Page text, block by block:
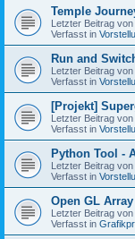
Temple
Letzter Beitrag von
Verfasst in
Run and
Letzter Beitrag von
Verfasst in
[Projekt]
Letzter Beitrag von
Verfasst in
Python Tool -
Letzter Beitrag von
Verfasst in
Open GL
Letzter Beitrag von
Verfasst in